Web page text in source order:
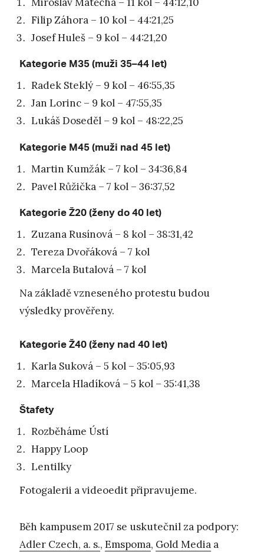
Filip Záhora – 10 kol – 44:21,25
Josef Huleš – 9 kol – 44:21,20
Kategorie M35 (muži 35–44 let)
Radek Steklý – 9 kol – 46:55,35
Jan Lorinc – 9 kol – 47:55,35
Lukáš Doseděl – 9 kol – 48:22,25
Kategorie M45 (muži nad 45 let)
Martin Kumžák – 7 kol – 34:36,84
Pavel Růžička – 7 kol – 36:37,52
Kategorie Ž20 (ženy do 40 let)
Zuzana Rusínová – 8 kol – 38:31,42
Tereza Dvořáková – 7 kol
Marcela Butalová – 7 kol
Na základě vzneseného protestu budou
výsledky prověřeny.
Kategorie Ž40 (ženy nad 40 let)
Karla Suková – 5 kol – 35:05,93
Marcela Hladíková – 5 kol – 35:41,38
Štafety
Rozběháme Ústí
Happy Loop
Lentilky
Fotogalerii a videoedit připravujeme.
Běh kampusem 2017 se uskutečnil za podpory:
Adler Czech, a. s., Emspoma, Gold Media a